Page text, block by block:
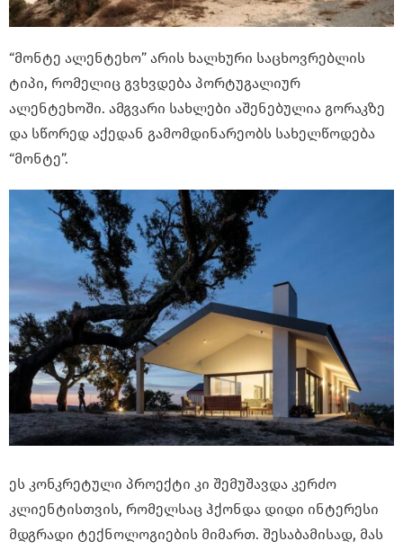
“მონტე ალენტეხო” არის ხალხური საცხოვრებლის
ტიპი, რომელიც გვხვდება პორტუგალიურ
ალენტეხოში. ამგვარი სახლები აშენებულია გორაკზე
და სწორედ აქედან გამომდინარეობს სახელწოდება
“მონტე”.
ეს კონკრეტული პროექტი კი შემუშავდა კერძო
კლიენტისთვის, რომელსაც ჰქონდა დიდი ინტერესი
მდგრადი ტექნოლოგიების მიმართ. შესაბამისად, მას